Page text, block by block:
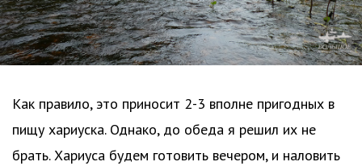
Как правило, это приносит 2-3 вполне пригодных в
пищу хариуска. Однако, до обеда я решил их не
брать. Хариуса будем готовить вечером, и наловить